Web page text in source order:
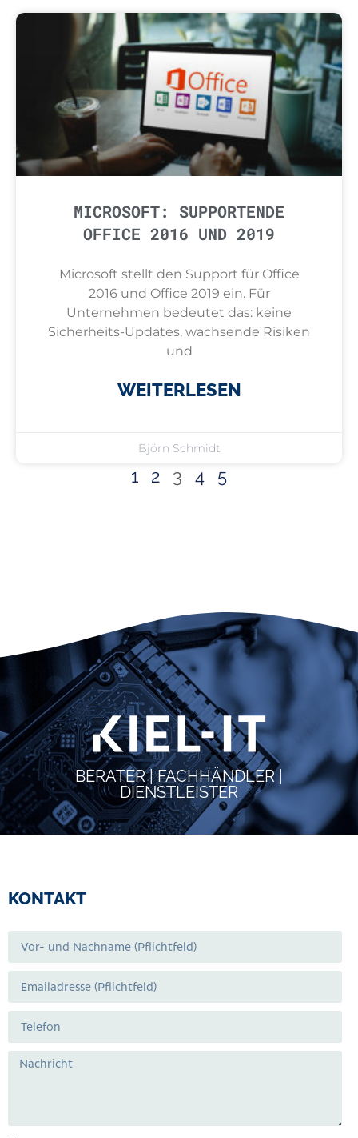
MICROSOFT: SUPPORTENDE
OFFICE 2016 UND 2019
Microsoft stellt den Support für Office
2016 und Office 2019 ein. Für
Unternehmen bedeutet das: keine
Sicherheits-Updates, wachsende Risiken
und
WEITERLESEN
Björn Schmidt
1 2 3 4 5
BERATER | FACHHÄNDLER |
DIENSTLEISTER
KONTAKT